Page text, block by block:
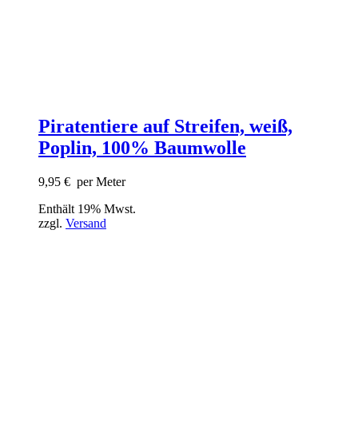
Piratentiere auf Streifen, weiß,
Poplin, 100% Baumwolle
9,95 € per Meter
Enthält 19% Mwst.
zzgl. Versand